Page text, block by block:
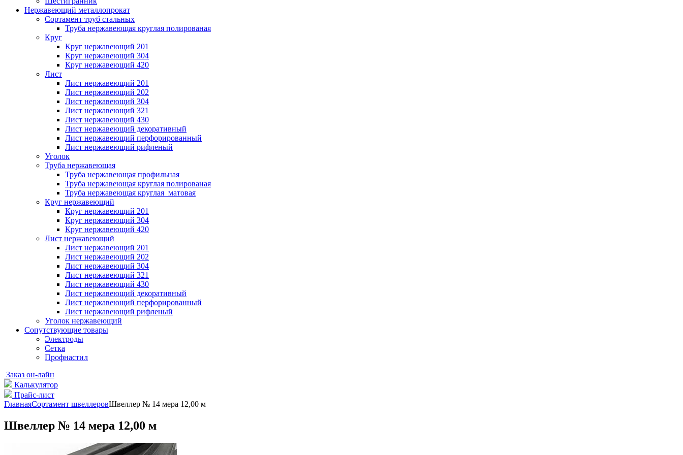
Нержавеющий металлопрокат
Сортамент труб стальных
Труба нержавеющая круглая полированая
Круг
Круг нержавеющий 201
Круг нержавеющий 304
Круг нержавеющий 420
Лист
Лист нержавеющий 201
Лист нержавеющий 202
Лист нержавеющий 304
Лист нержавеющий 321
Лист нержавеющий 430
Лист нержавеющий декоративный
Лист нержавеющий перфорированный
Лист нержавеющий рифленый
Уголок
Труба нержавеющая
Труба нержавеющая профильная
Труба нержавеющая круглая полированая
Труба нержавеющая круглая матовая
Круг нержавеющий
Круг нержавеющий 201
Круг нержавеющий 304
Круг нержавеющий 420
Лист нержавеющий
Лист нержавеющий 201
Лист нержавеющий 202
Лист нержавеющий 304
Лист нержавеющий 321
Лист нержавеющий 430
Лист нержавеющий декоративный
Лист нержавеющий перфорированный
Лист нержавеющий рифленый
Уголок нержавеющий
Cопутствующие товары
Электроды
Сетка
Профнастил
Заказ он-лайн
Калькулятор
Прайс-лист
ГлавнаяСортамент швеллеровШвеллер № 14 мера 12,00 м
Швеллер № 14 мера 12,00 м